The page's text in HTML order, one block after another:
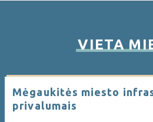
VIETA
Mėgaukitės miesto
privalumais